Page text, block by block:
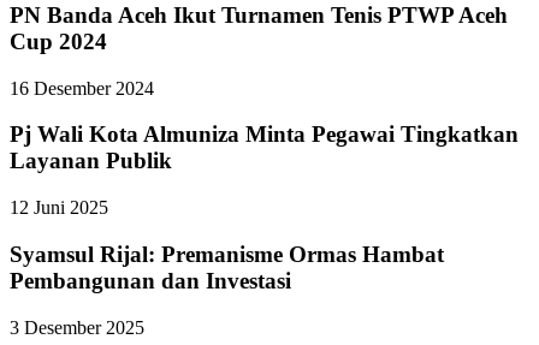
PN Banda Aceh Ikut Turnamen Tenis PTWP Aceh
Cup 2024
16 Desember 2024
Pj Wali Kota Almuniza Minta Pegawai Tingkatkan
Layanan Publik
12 Juni 2025
Syamsul Rijal: Premanisme Ormas Hambat
Pembangunan dan Investasi
3 Desember 2025